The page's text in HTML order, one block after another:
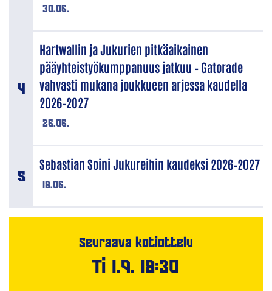
30.06.
26.06.
Hartwallin ja Jukurien pitkäaikainen
pääyhteistyökumppanuus jatkuu – Gatorade
vahvasti mukana joukkueen arjessa kaudella
2026–2027
18.06.
Sebastian Soini Jukureihin kaudeksi 2026–2027
Seuraava kotiottelu
Ti 1.9. 18:30